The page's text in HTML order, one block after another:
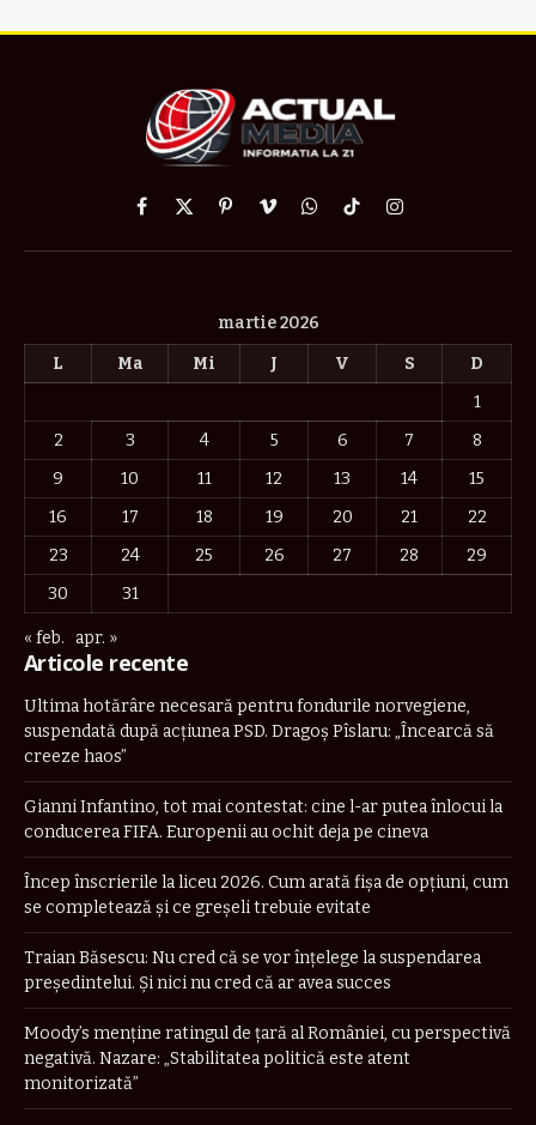
Facebook
X
PinterestVimeoWhatsApp
TikTokInstagram
martie 2026
L
Ma Mi J V S
D
1
2
3 4 5 6 7
8
9
10 11 12 13 14
15
16
17 18 19 20 21
22
23
24 25 26 27 28
29
30
31
« feb. apr. »
Articole recente
Ultima hotărâre necesară pentru fondurile norvegiene,
suspendată după acțiunea PSD. Dragoș Pîslaru: „Încearcă să
creeze haos”
Gianni Infantino, tot mai contestat: cine l-ar putea înlocui la
conducerea FIFA. Europenii au ochit deja pe cineva
Încep înscrierile la liceu 2026. Cum arată fișa de opțiuni, cum
se completează și ce greșeli trebuie evitate
Traian Băsescu: Nu cred că se vor înţelege la suspendarea
preşedintelui. Şi nici nu cred că ar avea succes
Moody’s menține ratingul de țară al României, cu perspectivă
negativă. Nazare: „Stabilitatea politică este atent
monitorizată”